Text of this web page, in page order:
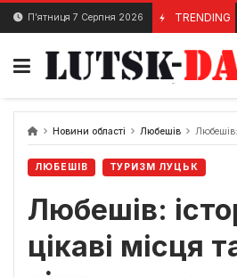
Skip
content
П’ятниця 7 Серпня 2026 TRENDING
20 Січня, 2024 Чи відновлять
Новини області Любешів Любешів:
ЛЮБЕШІВ ТУРИЗМ ЛУЦЬК
Любешів:
цікаві місця